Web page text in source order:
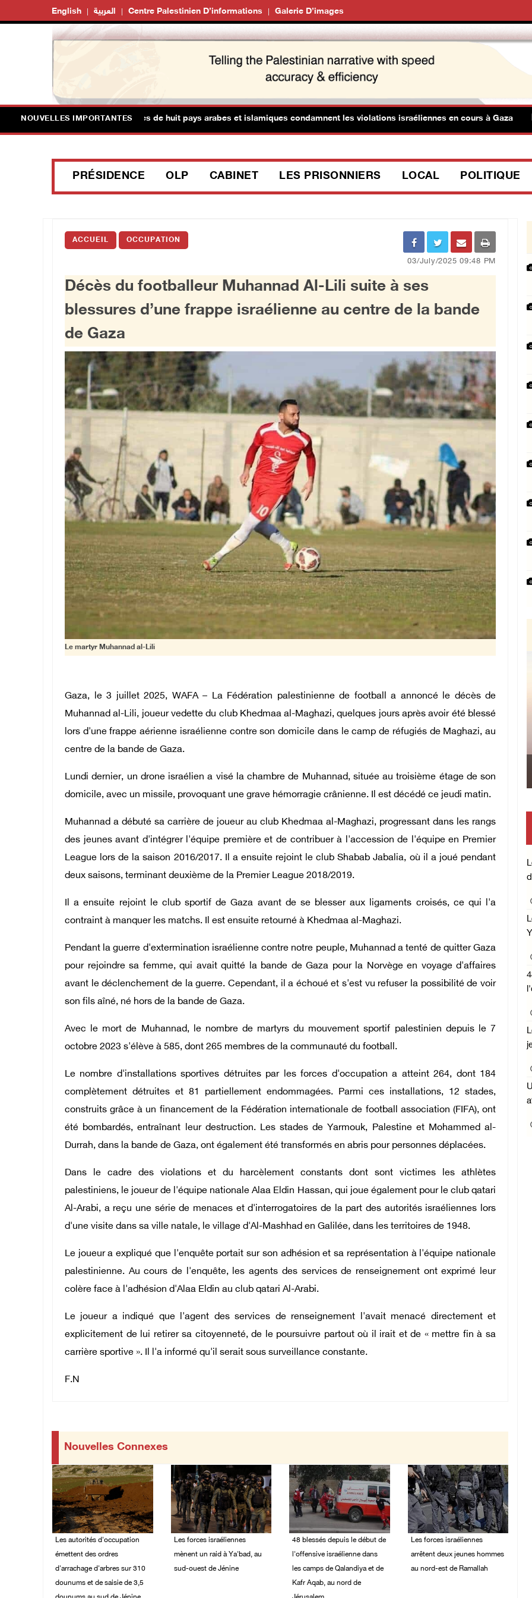
English العربية Centre Palestinien D’informations Galerie D’images
NOUVELLES IMPORTANTES
des affaires étrangères de huit pays arabes et islamiques condamnent les violations israéliennes en cours à Gaza
PRÉSIDENCE OLP CABINET LES PRISONNIERS LOCAL POLITIQUE
ACCUEIL OCCUPATION
03/July/2025 09:48 PM
Décès du footballeur Muhannad Al-Lili suite à ses
blessures d’une frappe israélienne au centre de la bande
de Gaza
Le martyr Muhannad al-Lili
Gaza, le 3 juillet 2025, WAFA – La Fédération palestinienne de football a annoncé le décès de
Muhannad al-Lili, joueur vedette du club Khedmaa al-Maghazi, quelques jours après avoir été blessé
lors d'une frappe aérienne israélienne contre son domicile dans le camp de réfugiés de Maghazi, au
centre de la bande de Gaza.
Lundi dernier, un drone israélien a visé la chambre de Muhannad, située au troisième étage de son
domicile, avec un missile, provoquant une grave hémorragie crânienne. Il est décédé ce jeudi matin.
Muhannad a débuté sa carrière de joueur au club Khedmaa al-Maghazi, progressant dans les rangs
des jeunes avant d'intégrer l'équipe première et de contribuer à l'accession de l'équipe en Premier
League lors de la saison 2016/2017. Il a ensuite rejoint le club Shabab Jabalia, où il a joué pendant
deux saisons, terminant deuxième de la Premier League 2018/2019.
Il a ensuite rejoint le club sportif de Gaza avant de se blesser aux ligaments croisés, ce qui l'a
contraint à manquer les matchs. Il est ensuite retourné à Khedmaa al-Maghazi.
Pendant la guerre d'extermination israélienne contre notre peuple, Muhannad a tenté de quitter Gaza
pour rejoindre sa femme, qui avait quitté la bande de Gaza pour la Norvège en voyage d'affaires
avant le déclenchement de la guerre. Cependant, il a échoué et s'est vu refuser la possibilité de voir
son fils aîné, né hors de la bande de Gaza.
Avec le mort de Muhannad, le nombre de martyrs du mouvement sportif palestinien depuis le 7
octobre 2023 s'élève à 585, dont 265 membres de la communauté du football.
Le nombre d'installations sportives détruites par les forces d'occupation a atteint 264, dont 184
complètement détruites et 81 partiellement endommagées. Parmi ces installations, 12 stades,
construits grâce à un financement de la Fédération internationale de football association (FIFA), ont
été bombardés, entraînant leur destruction. Les stades de Yarmouk, Palestine et Mohammed al-
Durrah, dans la bande de Gaza, ont également été transformés en abris pour personnes déplacées.
Dans le cadre des violations et du harcèlement constants dont sont victimes les athlètes
palestiniens, le joueur de l'équipe nationale Alaa Eldin Hassan, qui joue également pour le club qatari
Al-Arabi, a reçu une série de menaces et d'interrogatoires de la part des autorités israéliennes lors
d'une visite dans sa ville natale, le village d'Al-Mashhad en Galilée, dans les territoires de 1948.
Le joueur a expliqué que l'enquête portait sur son adhésion et sa représentation à l'équipe nationale
palestinienne. Au cours de l'enquête, les agents des services de renseignement ont exprimé leur
colère face à l'adhésion d'Alaa Eldin au club qatari Al-Arabi.
Le joueur a indiqué que l'agent des services de renseignement l'avait menacé directement et
explicitement de lui retirer sa citoyenneté, de le poursuivre partout où il irait et de « mettre fin à sa
carrière sportive ». Il l'a informé qu'il serait sous surveillance constante.
F.N
Nouvelles Connexes
Les autorités d'occupation
émettent des ordres
d'arrachage d'arbres sur 310
dounums et de saisie de 3,5
Les forces israéliennes
mènent un raid à Ya'bad, au
sud-ouest de Jénine
48 blessés depuis le début de
l'offensive israélienne dans
les camps de Qalandiya et de
Kafr Aqab, au nord de
Les forces israéliennes
arrêtent deux jeunes hommes
au nord-est de Ramallah
Le Président devant
Manama : Nous avons
mise en œuvre des
Central concernant